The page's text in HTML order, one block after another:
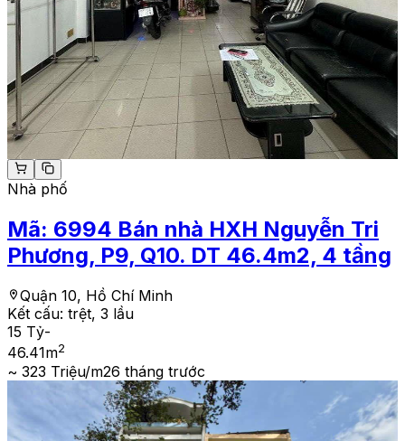
Nhà phố
Mã: 6994 Bán nhà HXH Nguyễn Tri
Phương, P9, Q10. DT 46.4m2, 4 tầng
Quận 10, Hồ Chí Minh
Kết cấu: trệt, 3 lầu
15 Tỷ-
46.41m2
~ 323 Triệu/m26 tháng trước